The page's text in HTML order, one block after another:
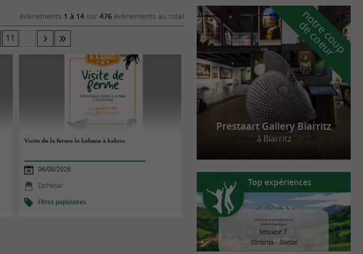
évènements 1 à 14 sur 476 évènements au total
11
Visite de la ferme la kabane à kabris
06/08/2026
Etchebar
Fêtes populaires
n
o
t
r
e
c
o
u
p
d
e
c
o
e
u
r
Prestaart Gallery Biarritz
à Biarritz
Top expériences